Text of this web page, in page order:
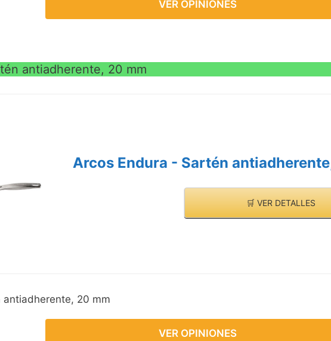
VER OPINIONES
antiadherente, 20 mm
Arcos Endura - Sartén
🛒 VER DETALLES
20 mm
VER OPINIONES